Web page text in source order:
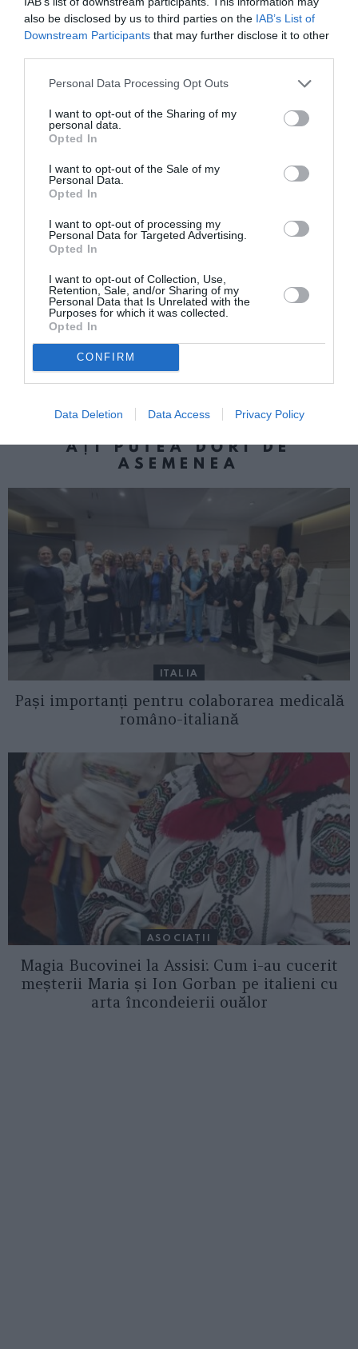
also be disclosed by us to third parties on the IAB’s List of
Downstream Participants that may further disclose it to other
Personal Data Processing Opt Outs
I want to opt-out of the Sharing of my
personal data.
Opted In
I want to opt-out of the Sale of my
Personal Data.
Opted In
I want to opt-out of processing my
Personal Data for Targeted Advertising.
Opted In
I want to opt-out of Collection, Use,
Retention, Sale, and/or Sharing of my
Personal Data that Is Unrelated with the
Purposes for which it was collected.
Opted In
CONFIRM
Data Deletion Data Access Privacy Policy
În plus, Comisia UE propune și modificări. În viitor, ar
poate fi prezentată în mod clar și că pot fi eliberate
testele clinice pentru vaccinuri.
Abia în această săptămână au fost standardizate
regulile de valabilitate pentru Pașaportul Verde în
STIRI DIASPORA
Articolul anterior
Decret italian Covid, românii vaccinați de 6
luni care vin în Italia au nevoie de test
Următorul articol
Preot italian, condamnat la șapte ani de
închisoare, a șantajat un fost episcop
AȚI PUTEA DORI DE
ASEMENEA
ITALIA
Pași importanți pentru colaborarea medicală
româno-italiană
ASOCIAŢII
Magia Bucovinei la Assisi: Cum i-au cucerit
meșterii Maria și Ion Gorban pe italieni cu
arta încondeierii ouălor